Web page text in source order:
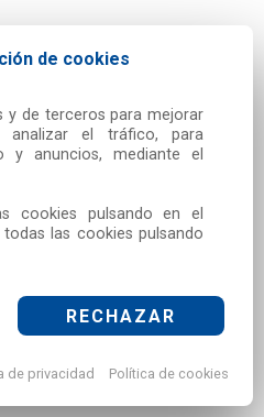
de cookies
y de terceros para mejorar
analizar el tráfico, para
y anuncios, mediante el
cookies pulsando en el
todas las cookies pulsando
RECHAZAR
de privacidad Política de cookies